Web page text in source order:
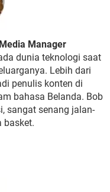
Manager
dunia teknologi saat
Lebih dari
penulis konten di
bahasa Belanda. Bob
sangat senang jalan-
basket.